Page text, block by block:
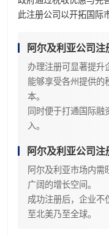
此注册公司以开拓国际
阿尔及利亚公司注
办理注册可显著提升
能够享受各州提供的
本。
同时便于打通国际
入。
阿尔及利亚公司注
阿尔及利亚市场内需
广阔的增长空间。
成功注册后，企业不
至北美乃至全球。